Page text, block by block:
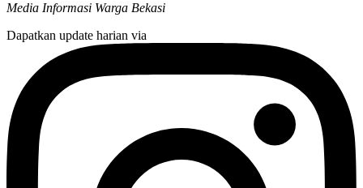
Media Informasi Warga Bekasi
Dapatkan update harian via